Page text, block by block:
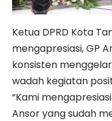
Ketua DPRD Kota
mengapresiasi, GP
konsisten
wadah kegiatan
“Kami
Ansor yang sudah